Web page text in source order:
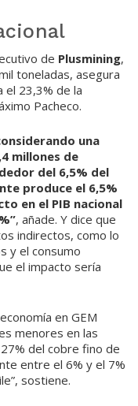
de Plusmining,
toneladas, asegura
el 23,3% de la
Pacheco.
una
millones de
del 6,5% del
produce el 6,5%
en el PIB nacional
, añade. Y dice que
indirectos, como lo
y el consumo
el impacto sería
en GEM
menores en las
del cobre fino de
entre el 6% y el 7%
sostiene.